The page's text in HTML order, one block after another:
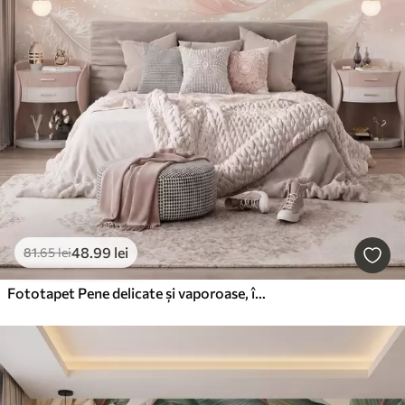
81.65lei48.99 lei
Fototapet Pene delicate și vaporoase, într-o nuanță de roz-piersică cu reflexii strălucitoare